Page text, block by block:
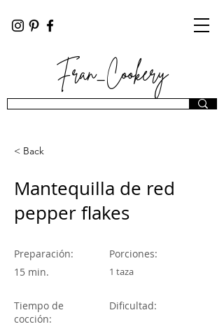
Fran_Cookery
< Back
Mantequilla de red
pepper flakes
Preparación:
15 min.
Tiempo de
cocción:
Porciones:
1 taza
Dificultad: